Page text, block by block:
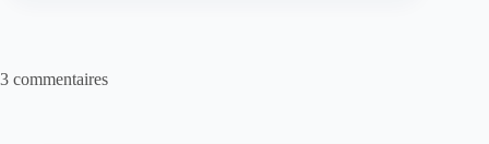
3 commentaires